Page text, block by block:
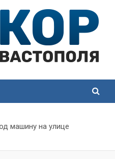
машину на улице